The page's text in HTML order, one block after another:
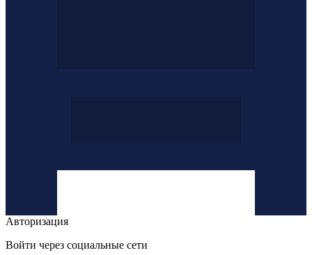
Авторизация
Войти через социальные сети